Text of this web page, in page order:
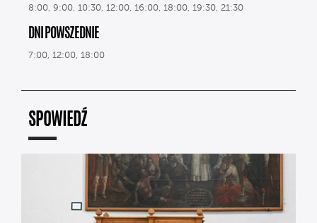
8:00, 9:00, 10:30, 12:00, 16:00, 18:00, 19:30, 21:30
DNI POWSZEDNIE
7:00, 12:00, 18:00
SPOWIEDŹ